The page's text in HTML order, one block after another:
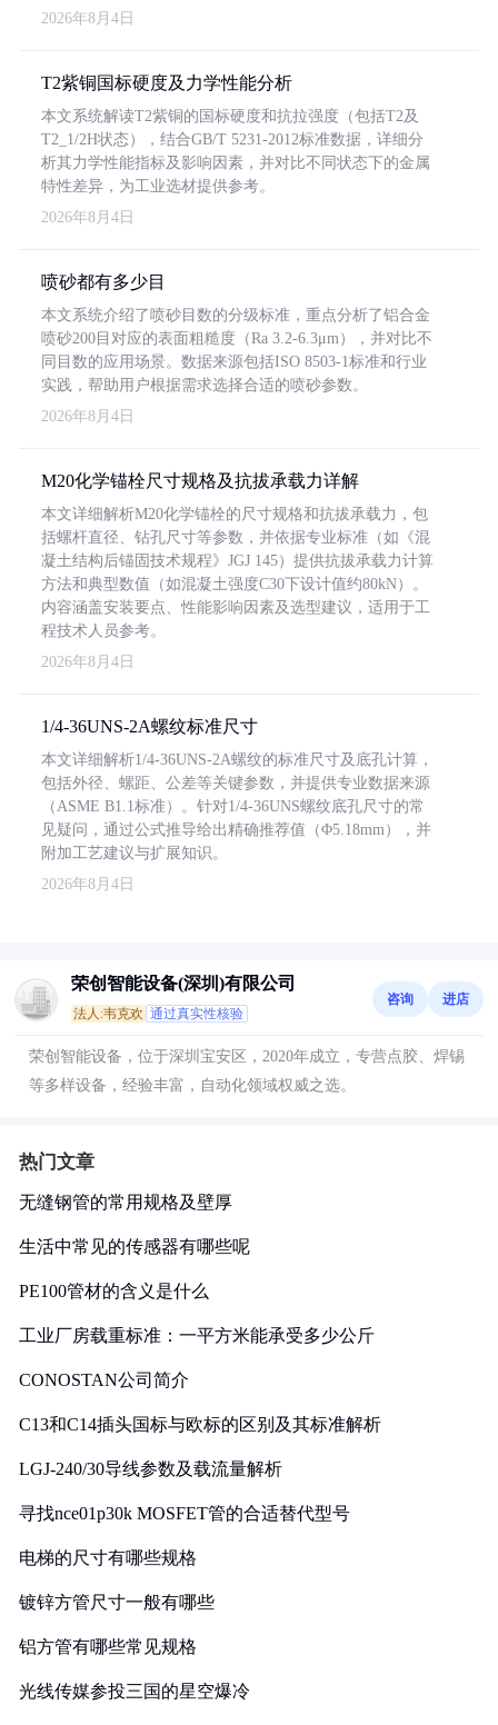
2026年8月4日
T2紫铜国标硬度及力学性能分析
本文系统解读T2紫铜的国标硬度和抗拉强度（包括T2及
T2_1/2H状态），结合GB/T 5231-2012标准数据，详细分
析其力学性能指标及影响因素，并对比不同状态下的金属
特性差异，为工业选材提供参考。
2026年8月4日
喷砂都有多少目
本文系统介绍了喷砂目数的分级标准，重点分析了铝合金
喷砂200目对应的表面粗糙度（Ra 3.2-6.3μm），并对比不
同目数的应用场景。数据来源包括ISO 8503-1标准和行业
实践，帮助用户根据需求选择合适的喷砂参数。
2026年8月4日
M20化学锚栓尺寸规格及抗拔承载力详解
本文详细解析M20化学锚栓的尺寸规格和抗拔承载力，包
括螺杆直径、钻孔尺寸等参数，并依据专业标准（如《混
凝土结构后锚固技术规程》JGJ 145）提供抗拔承载力计算
方法和典型数值（如混凝土强度C30下设计值约80kN）。
内容涵盖安装要点、性能影响因素及选型建议，适用于工
程技术人员参考。
2026年8月4日
1/4-36UNS-2A螺纹标准尺寸
本文详细解析1/4-36UNS-2A螺纹的标准尺寸及底孔计算，
包括外径、螺距、公差等关键参数，并提供专业数据来源
（ASME B1.1标准）。针对1/4-36UNS螺纹底孔尺寸的常
见疑问，通过公式推导给出精确推荐值（Φ5.18mm），并
附加工艺建议与扩展知识。
2026年8月4日
荣创智能设备(深圳)有限公司
法人:韦克欢 通过真实性核验
咨询 进店
荣创智能设备，位于深圳宝安区，2020年成立，专营点胶、焊锡
等多样设备，经验丰富，自动化领域权威之选。
热门文章
无缝钢管的常用规格及壁厚
生活中常见的传感器有哪些呢
PE100管材的含义是什么
工业厂房载重标准：一平方米能承受多少公斤
CONOSTAN公司简介
C13和C14插头国标与欧标的区别及其标准解析
LGJ-240/30导线参数及载流量解析
寻找nce01p30k MOSFET管的合适替代型号
电梯的尺寸有哪些规格
镀锌方管尺寸一般有哪些
铝方管有哪些常见规格
光线传媒参投三国的星空爆冷